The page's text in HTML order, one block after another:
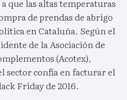
que las altas temperaturas
de prendas de abrigo
en Cataluña. Según el
de la Asociación de
(Acotex),
sector confía en facturar el
Friday de 2016.